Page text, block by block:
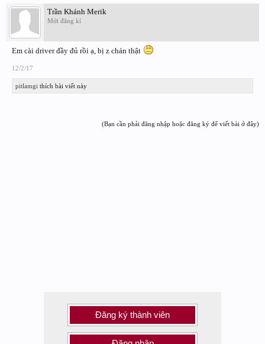
Trần Khánh Merik
Mới đăng kí
Em cài driver đầy đủ rồi ạ, bị z chán thật
12/2/17
pitlamgi thích bài viết này
(Bạn cần phải đăng nhập hoặc đăng ký để viết bài ở đây)
Đăng ký thành viên